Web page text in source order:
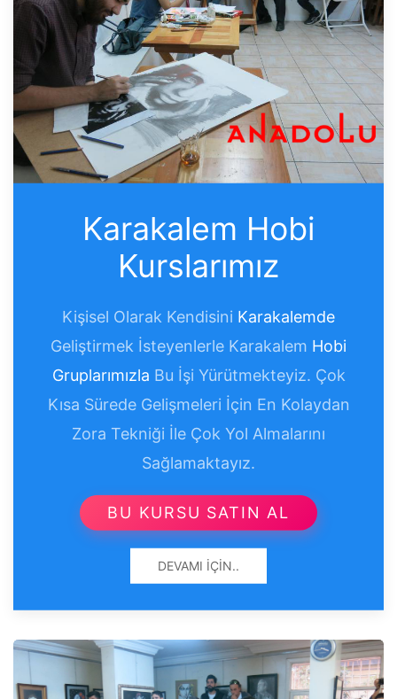
Karakalem Hobi
Kurslarımız
Kişisel Olarak Kendisini Karakalemde
Geliştirmek İsteyenlerle Karakalem Hobi
Gruplarımızla Bu İşi Yürütmekteyiz. Çok
Kısa Sürede Gelişmeleri İçin En Kolaydan
Zora Tekniği İle Çok Yol Almalarını
Sağlamaktayız.
BU KURSU SATIN AL
DEVAMI İÇIN..